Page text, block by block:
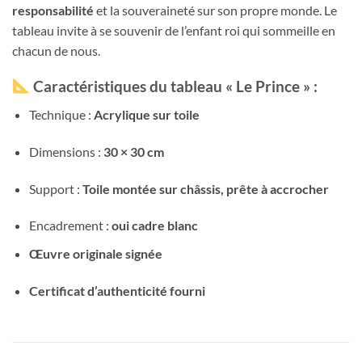
responsabilité et la souveraineté sur son propre monde. Le
tableau invite à se souvenir de l’enfant roi qui sommeille en
chacun de nous.
Caractéristiques du tableau « Le Prince » :
Technique : Acrylique sur toile
Dimensions : 30 × 30 cm
Support : Toile montée sur châssis, prête à accrocher
Encadrement : oui cadre blanc
Œuvre originale signée
Certificat d’authenticité fourni